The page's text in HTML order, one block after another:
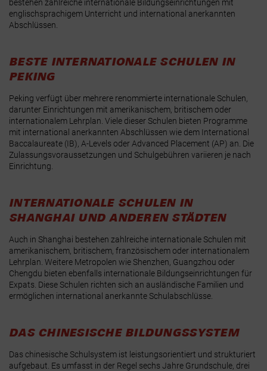
bestehen zahlreiche internationale Bildungseinrichtungen mit
englischsprachigem Unterricht und international anerkannten
Abschlüssen.
BESTE INTERNATIONALE SCHULEN IN
PEKING
Peking verfügt über mehrere renommierte internationale Schulen,
darunter Einrichtungen mit amerikanischem, britischem oder
internationalem Lehrplan. Viele dieser Schulen bieten Programme
mit international anerkannten Abschlüssen wie dem International
Baccalaureate (IB), A-Levels oder Advanced Placement (AP) an. Die
Zulassungsvoraussetzungen und Schulgebühren variieren je nach
Einrichtung.
INTERNATIONALE SCHULEN IN
SHANGHAI UND ANDEREN STÄDTEN
Auch in Shanghai bestehen zahlreiche internationale Schulen mit
amerikanischem, britischem, französischem oder internationalem
Lehrplan. Weitere Metropolen wie Shenzhen, Guangzhou oder
Chengdu bieten ebenfalls internationale Bildungseinrichtungen für
Expats. Diese Schulen richten sich an ausländische Familien und
ermöglichen international anerkannte Schulabschlüsse.
DAS CHINESISCHE BILDUNGSSYSTEM
Das chinesische Schulsystem ist leistungsorientiert und strukturiert
aufgebaut. Es umfasst in der Regel sechs Jahre Grundschule, drei